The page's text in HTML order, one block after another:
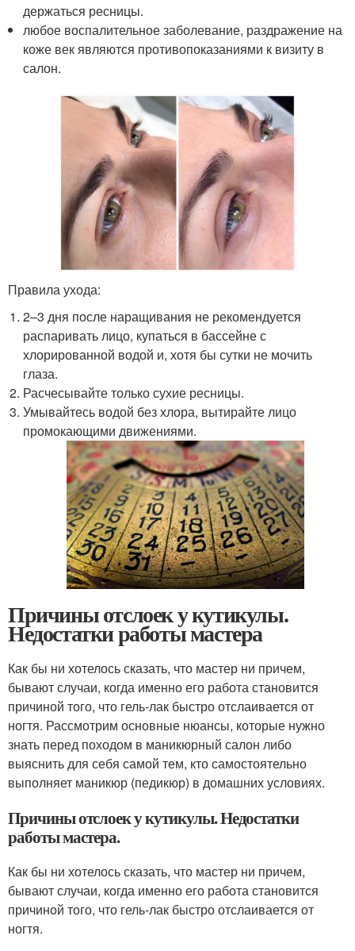
держаться ресницы.
любое воспалительное заболевание, раздражение на
коже век являются противопоказаниями к визиту в
салон.
Правила ухода:
2–3 дня после наращивания не рекомендуется
распаривать лицо, купаться в бассейне с
хлорированной водой и, хотя бы сутки не мочить
глаза.
Расчесывайте только сухие ресницы.
Умывайтесь водой без хлора, вытирайте лицо
промокающими движениями.
Причины отслоек у кутикулы.
Недостатки работы мастера
Как бы ни хотелось сказать, что мастер ни причем,
бывают случаи, когда именно его работа становится
причиной того, что гель-лак быстро отслаивается от
ногтя. Рассмотрим основные нюансы, которые нужно
знать перед походом в маникюрный салон либо
выяснить для себя самой тем, кто самостоятельно
выполняет маникюр (педикюр) в домашних условиях.
Причины отслоек у кутикулы. Недостатки
работы мастера.
Как бы ни хотелось сказать, что мастер ни причем,
бывают случаи, когда именно его работа становится
причиной того, что гель-лак быстро отслаивается от
ногтя.